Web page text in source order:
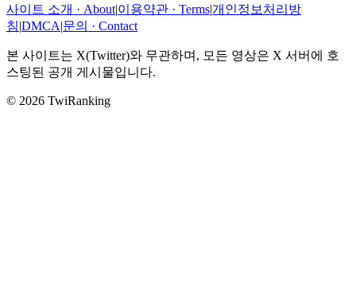
사이트 소개 · About|이용약관 · Terms|개인정보처리방
침|DMCA|문의 · Contact
본 사이트는 X(Twitter)와 무관하며, 모든 영상은 X 서버에 호
스팅된 공개 게시물입니다.
© 2026 TwiRanking